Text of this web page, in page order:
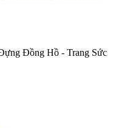
Đồng Hồ - Trang Sức